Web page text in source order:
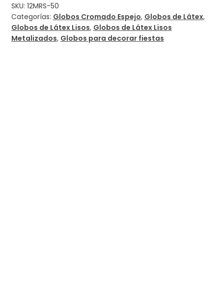
SKU: 12MRS-50
Categorías: Globos Cromado Espejo, Globos de Látex,
Globos de Látex Lisos, Globos de Látex Lisos
Metalizados, Globos para decorar fiestas